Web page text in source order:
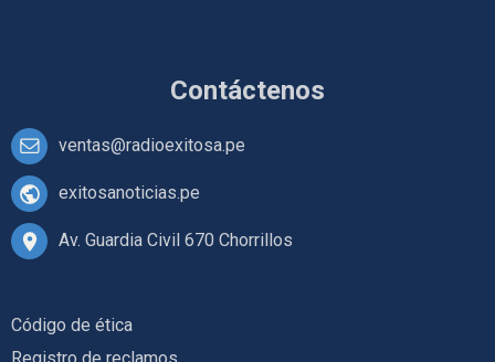
Contáctenos
ventas@radioexitosa.pe
exitosanoticias.pe
Av. Guardia Civil 670 Chorrillos
Código de ética